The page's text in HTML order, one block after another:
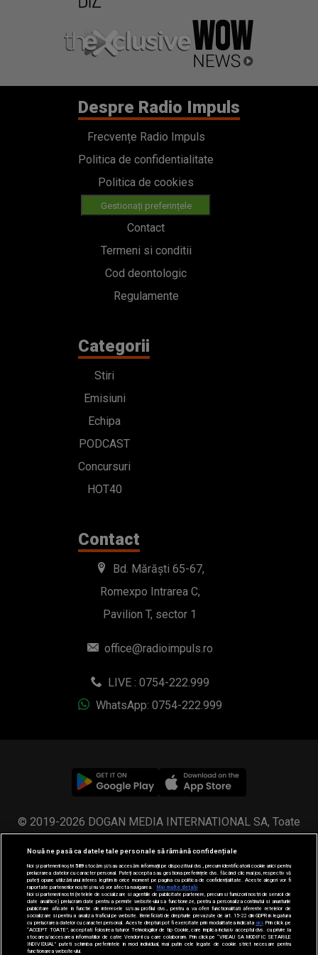
Frecvențe Radio Impuls
Politica de confidentialitate
Politica de cookies
Contact
Termeni si conditii
Cod deontologic
Regulamente
Categorii
Stiri
Emisiuni
Echipa
Concursuri
HOT40
Bd. Mărăști 65-67,
Romexpo Intrarea C,
Pavilion T, sector 1
LIVE : 0754-222.999
WhatsApp: 0754-222.999
© 2019-2026 DOGAN MEDIA INTERNATIONAL SA, Toate
drepturile rezervate.
Nouă ne pasă ca datele tale personale să rămână confidențiale
Noi și partenerii noștri589stocăm și/sau accesăm informații pe dispozitivul dvs., precum identificatorii cookie unici pentru
prelucrarea datelor cu caracter personal. Puteți accepta sau gestiona preferințele dvs. făcând clic mai jos, respectiv vă
puteți opune utilizării unui interes legitim în orice moment pe pagina cu politica de confidențialitate. Aceste alegeri vor fi
raportate partenerilor noștri și nu vă vor afecta navigarea.
Mai multe detalii
Noi si partenerii nostri (retelele de socializare si agentiile de publicitate partenere, precum si furnizorii nostri de servicii de
date analitice) prelucram date pentru a permite website-ului sa functioneze, pentru a personaliza continutul si anunturile
publicitare afisate in functie de interesele si/sau profilul dvs., pentru a va oferi functionalitati aferente retelelor de
socializare si pentru a analiza traficul pe website. Beneficiati de drepturile prevazute de art. 15-22 din GDPR in legatura
cu prelucrarea datelor cu caracter personal. Aceste drepturi pot fi exercitate prin modalitatea indicataaici . Prin click pe
“ACCEPT TOATE”, acceptati folosirea tuturor Tehnologiilor de tip Cookie, care implica inclusiv acceptul dvs. cu privire la
stocarea/accesarea informatiilor de catre Vendor-ii cu care colaboram. Prin click pe “VREAU SA MODIFIC SETARILE
INDIVIDUAL” puteti schimba preferintele in mod individual, mai putin cele legate de cookie strict necesare pentru
functionarea website-ului.